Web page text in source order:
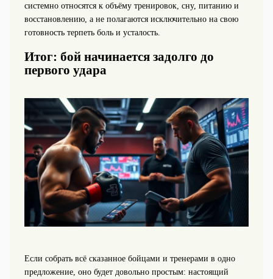
системно относятся к объёму тренировок, сну, питанию и
восстановлению, а не полагаются исключительно на свою
готовность терпеть боль и усталость.
Итог: бой начинается задолго до
первого удара
Если собрать всё сказанное бойцами и тренерами в одно
предложение, оно будет довольно простым: настоящий